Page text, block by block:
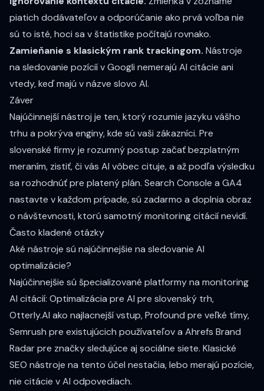
piatich dodávateľov a odporúčanie ako prvá voľba nie
sú to isté, hoci sa v štatistike počítajú rovnako.
Zamieňanie s klasickým rank trackingom. Nástroje
na sledovanie pozícií v Googli nemerajú AI citácie ani
vtedy, keď majú v názve slovo AI.
Záver
Najúčinnejší nástroj je ten, ktorý rozumie jazyku vášho
trhu a pokrýva enginy, kde sú vaši zákazníci. Pre
slovenské firmy je rozumný postup začať bezplatným
meraním, zistiť, či vás AI vôbec cituje, a až podľa výsledku
sa rozhodnúť pre platený plán. Search Console a GA4
nastavte v každom prípade, sú zadarmo a doplnia obraz
o návštevnosti, ktorú samotný monitoring citácií nevidí.
Často kladené otázky
Aké nástroje sú najúčinnejšie na sledovanie AI
optimalizácie?
Najúčinnejšie sú špecializované platformy na monitoring
AI citácií: Optimalizácia pre AI pre slovenský trh,
Otterly.AI ako najlacnejší vstup, Profound pre veľké tímy,
Semrush pre existujúcich používateľov a Ahrefs Brand
Radar pre značky sledujúce aj sociálne siete. Klasické
SEO nástroje na tento účel nestačia, lebo merajú pozície,
nie citácie v AI odpovediach.